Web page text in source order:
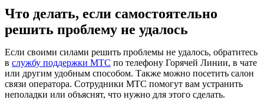
Что делать, если самостоятельно
решить проблему не удалось
Если своими силами решить проблемы не удалось, обратитесь
в службу поддержки МТС по телефону Горячей Линии, в чате
или другим удобным способом. Также можно посетить салон
связи оператора. Сотрудники МТС помогут вам устранить
неполадки или объяснят, что нужно для этого сделать.